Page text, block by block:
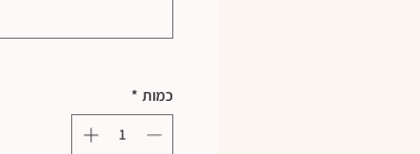
כמות *